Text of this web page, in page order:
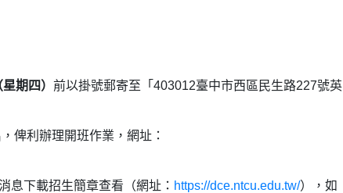
期四） 前以掛號郵寄至「403012臺中市西區民生路227號英
俾利辦理開班作業，網址：
息下載招生簡章查看（網址： https://dce.ntcu.edu.tw/），如